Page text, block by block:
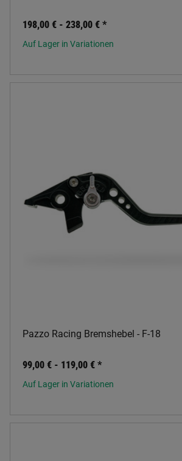
198,00 € - 238,00 € *
Auf Lager in Variationen
Pazzo Racing Bremshebel - F-18
99,00 € - 119,00 € *
Auf Lager in Variationen